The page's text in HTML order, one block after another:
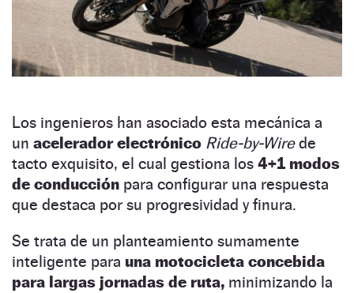
Los ingenieros han asociado esta mecánica a
un acelerador electrónico Ride-by-Wirede
tacto exquisito, el cual gestiona los 4+1 modos
de conducción para configurar una respuesta
que destaca por su progresividad y finura.
Se trata de un planteamiento sumamente
inteligente para una motocicleta concebida
para largas jornadas de ruta, minimizando la